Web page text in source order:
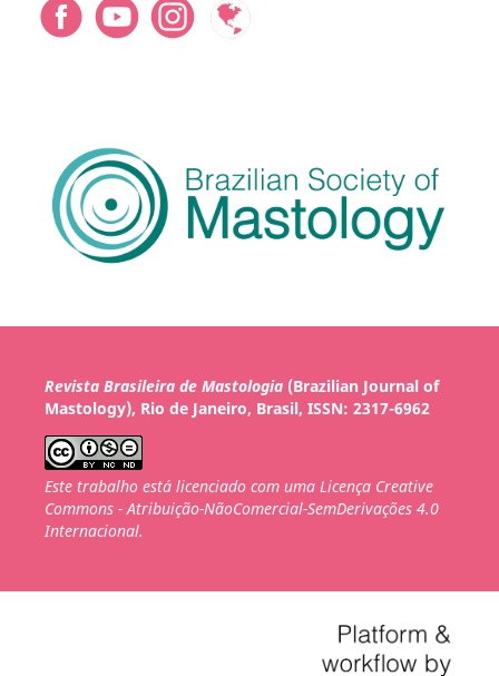
Revista Brasileira de Mastologia(Brazilian Journal of
Mastology), Rio de Janeiro, Brasil, ISSN: 2317-6962
Este trabalho está licenciado com uma Licença Creative
Commons - Atribuição-NãoComercial-SemDerivações 4.0
Internacional.